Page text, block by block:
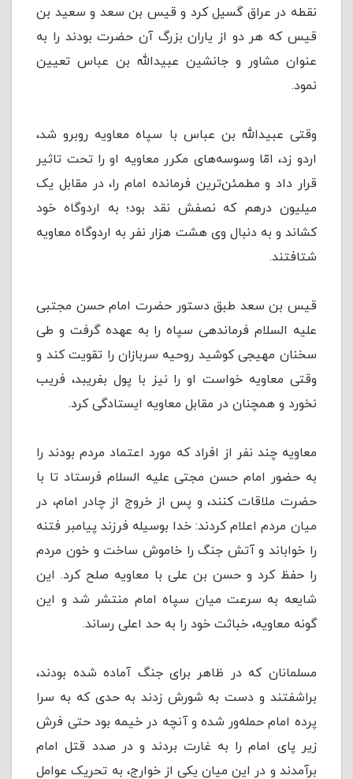
نقطه در عراق گسیل کرد و قیس بن سعد و سعید بن
قیس که هر دو از یاران بزرگ آن حضرت بودند را به
عنوان مشاور و جانشین عبیدالله بن عباس تعیین
نمود.
وقتی عبیدالله بن عباس با سپاه معاویه روبرو شد،
اردو زد، امّا وسوسه‌های مکرر معاویه او را تحت تاثیر
قرار داد و مطمئن‌ترین فرمانده امام را، در مقابل یک
میلیون درهم که نصفش نقد بود؛ به اردوگاه خود
کشاند و به دنبال وی هشت هزار نفر به اردوگاه معاویه
شتافتند.
قیس بن سعد طبق دستور حضرت امام حسن مجتبی
علیه السلام فرماندهی سپاه را به عهده گرفت و طی
سخنان مهیجی کوشید روحیه سربازان را تقویت کند و
وقتی معاویه خواست او را نیز با پول بفریبد، فریب
نخورد و همچنان در مقابل معاویه ایستادگی کرد.
معاویه چند نفر از افراد که مورد اعتماد مردم بودند را
به حضور امام حسن مجتی علیه السلام فرستاد تا با
حضرت ملاقات کنند، و پس از خروج از چادر امام، در
میان مردم اعلام کردند: خدا بوسیله فرزند پیامبر فتنه
را خواباند و آتش جنگ را خاموش ساخت و خون مردم
را حفظ کرد و حسن بن علی با معاویه صلح کرد. این
شایعه به سرعت میان سپاه امام منتشر شد و این
گونه معاویه، خباثت خود را به حد اعلی رساند.
مسلمانان که در ظاهر برای جنگ آماده شده بودند،
براشفتند و دست به شورش زدند به حدی که به سرا
پرده امام حمله‌ور شده و آنچه در خیمه بود حتی فرش
زیر پای امام را به غارت بردند و در صدد قتل امام
برآمدند و در این میان یکی از خوارج، به تحریک عوامل